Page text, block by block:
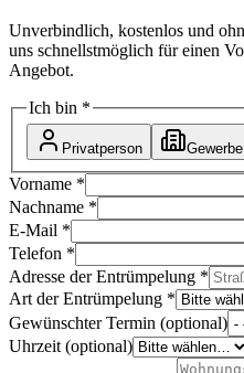
Unverbindlich, kostenlos und
uns schnellstmöglich für einen
Angebot.
Ich bin *
Privatperson
Vorname *
Nachname *
E-Mail *
Telefon *
Adresse der Entrümpelung *
Art der Entrümpelung *
Gewünschter Termin (optional)
Uhrzeit (optional)